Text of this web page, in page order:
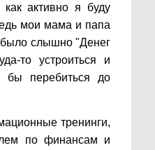
активно я буду
мои мама и папа
было слышно "Денег
то устроиться и
бы перебиться до
тренинги,
по финансам и